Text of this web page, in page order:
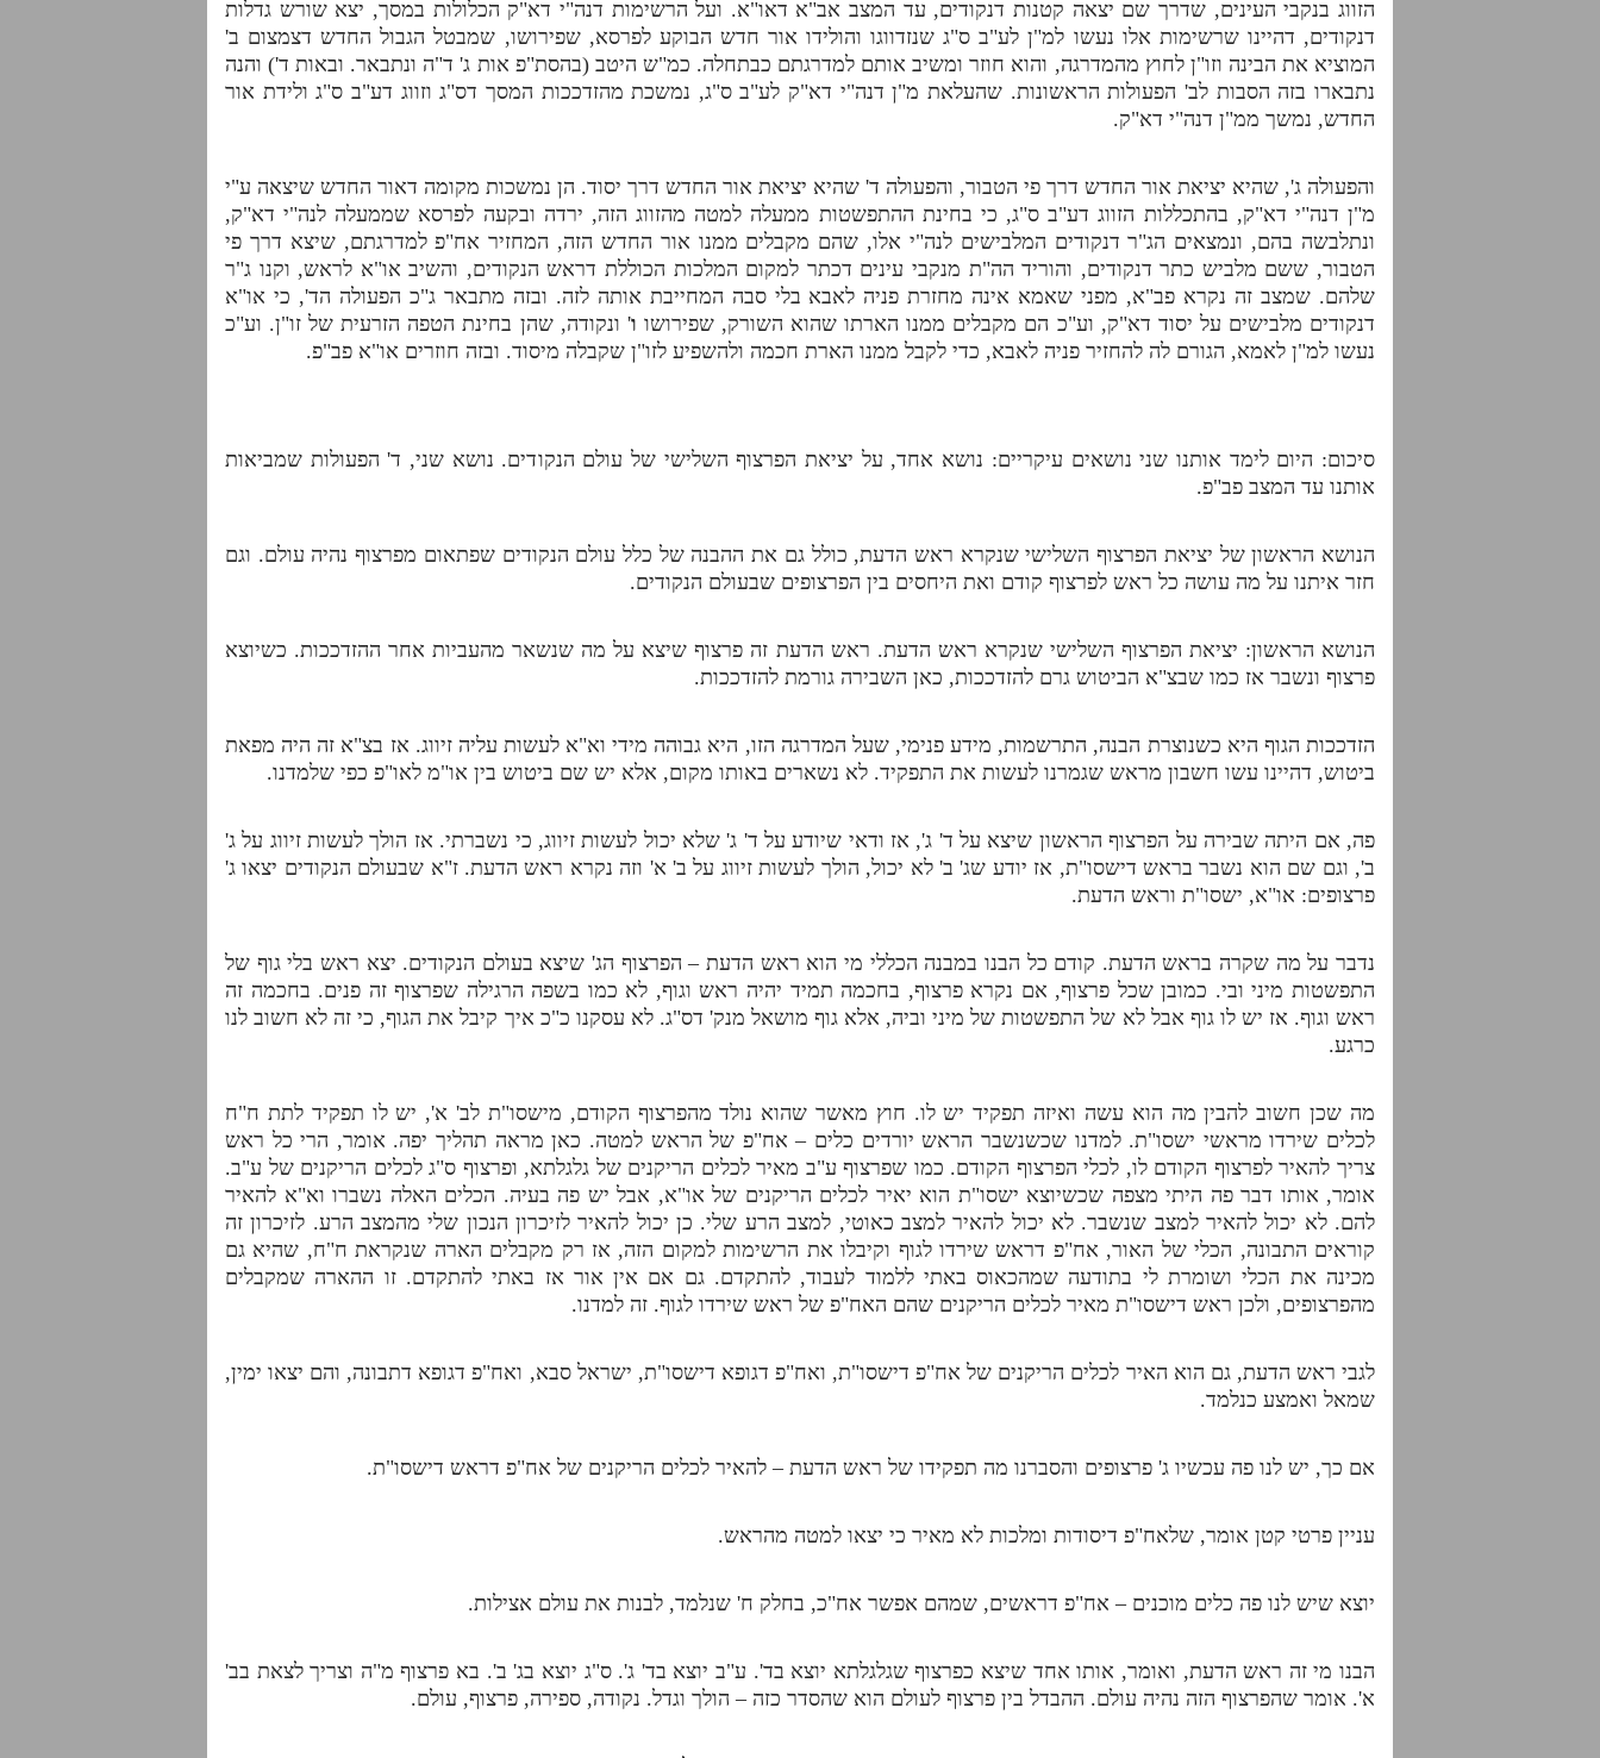
הזווג בנקבי העינים, שדרך שם יצאה קטנות דנקודים, עד המצב אב"א דאו"א. ועל הרשימות דנה"י דא"ק הכלולות במסך, יצא שורש גדלות
דנקודים, דהיינו שרשימות אלו נעשו למ"ן לע"ב ס"ג שנזדווגו והולידו אור חדש הבוקע לפרסא, שפירושו, שמבטל הגבול החדש דצמצום ב'
המוציא את הבינה וזו"ן לחוץ מהמדרגה, והוא חוזר ומשיב אותם למדרגתם כבתחלה. כמ"ש היטב (בהסת"פ אות ג' ד"ה ונתבאר. ובאות ד') והנה
נתבארו בזה הסבות לב' הפעולות הראשונות. שהעלאת מ"ן דנה"י דא"ק לע"ב ס"ג, נמשכת מהזדככות המסך דס"ג וזווג דע"ב ס"ג ולידת אור
החדש, נמשך ממ"ן דנה"י דא"ק.
והפעולה ג', שהיא יציאת אור החדש דרך פי הטבור, והפעולה ד' שהיא יציאת אור החדש דרך יסוד. הן נמשכות מקומה דאור החדש שיצאה ע"י
מ"ן דנה"י דא"ק, בהתכללות הזווג דע"ב ס"ג, כי בחינת ההתפשטות ממעלה למטה מהזווג הזה, ירדה ובקעה לפרסא שממעלה לנה"י דא"ק,
ונתלבשה בהם, ונמצאים הג"ר דנקודים המלבישים לנה"י אלו, שהם מקבלים ממנו אור החדש הזה, המחזיר אח"פ למדרגתם, שיצא דרך פי
הטבור, ששם מלביש כתר דנקודים, והוריד הה"ת מנקבי עינים דכתר למקום המלכות הכוללת דראש הנקודים, והשיב או"א לראש, וקנו ג"ר
שלהם. שמצב זה נקרא פב"א, מפני שאמא אינה מחזרת פניה לאבא בלי סבה המחייבת אותה לזה. ובזה מתבאר ג"כ הפעולה הד', כי או"א
דנקודים מלבישים על יסוד דא"ק, וע"כ הם מקבלים ממנו הארתו שהוא השורק, שפירושו ו' ונקודה, שהן בחינת הטפה הזרעית של זו"ן. וע"כ
נעשו למ"ן לאמא, הגורם לה להחזיר פניה לאבא, כדי לקבל ממנו הארת חכמה ולהשפיע לזו"ן שקבלה מיסוד. ובזה חוזרים או"א פב"פ.
סיכום: היום לימד אותנו שני נושאים עיקריים: נושא אחד, על יציאת הפרצוף השלישי של עולם הנקודים. נושא שני, ד' הפעולות שמביאות
אותנו עד המצב פב"פ.
הנושא הראשון של יציאת הפרצוף השלישי שנקרא ראש הדעת, כולל גם את ההבנה של כלל עולם הנקודים שפתאום מפרצוף נהיה עולם. וגם
חזר איתנו על מה עושה כל ראש לפרצוף קודם ואת היחסים בין הפרצופים שבעולם הנקודים.
הנושא הראשון: יציאת הפרצוף השלישי שנקרא ראש הדעת. ראש הדעת זה פרצוף שיצא על מה שנשאר מהעביות אחר ההזדככות. כשיוצא
פרצוף ונשבר אז כמו שבצ"א הביטוש גרם להזדככות, כאן השבירה גורמת להזדככות.
הזדככות הגוף היא כשנוצרת הבנה, התרשמות, מידע פנימי, שעל המדרגה הזו, היא גבוהה מידי וא"א לעשות עליה זיווג. אז בצ"א זה היה מפאת
ביטוש, דהיינו עשו חשבון מראש שגמרנו לעשות את התפקיד. לא נשארים באותו מקום, אלא יש שם ביטוש בין או"מ לאו"פ כפי שלמדנו.
פה, אם היתה שבירה על הפרצוף הראשון שיצא על ד' ג', אז ודאי שיודע על ד' ג' שלא יכול לעשות זיווג, כי נשברתי. אז הולך לעשות זיווג על ג'
ב', וגם שם הוא נשבר בראש דישסו"ת, אז יודע שג' ב' לא יכול, הולך לעשות זיווג על ב' א' וזה נקרא ראש הדעת. ז"א שבעולם הנקודים יצאו ג'
פרצופים: או"א, ישסו"ת וראש הדעת.
נדבר על מה שקרה בראש הדעת. קודם כל הבנו במבנה הכללי מי הוא ראש הדעת – הפרצוף הג' שיצא בעולם הנקודים. יצא ראש בלי גוף של
התפשטות מיני ובי. כמובן שכל פרצוף, אם נקרא פרצוף, בחכמה תמיד יהיה ראש וגוף, לא כמו בשפה הרגילה שפרצוף זה פנים. בחכמה זה
ראש וגוף. אז יש לו גוף אבל לא של התפשטות של מיני וביה, אלא גוף מושאל מנק' דס"ג. לא עסקנו כ"כ איך קיבל את הגוף, כי זה לא חשוב לנו
כרגע.
מה שכן חשוב להבין מה הוא עשה ואיזה תפקיד יש לו. חוץ מאשר שהוא נולד מהפרצוף הקודם, מישסו"ת לב' א', יש לו תפקיד לתת ח"ח
לכלים שירדו מראשי ישסו"ת. למדנו שכשנשבר הראש יורדים כלים – אח"פ של הראש למטה. כאן מראה תהליך יפה. אומר, הרי כל ראש
צריך להאיר לפרצוף הקודם לו, לכלי הפרצוף הקודם. כמו שפרצוף ע"ב מאיר לכלים הריקנים של גלגלתא, ופרצוף ס"ג לכלים הריקנים של ע"ב.
אומר, אותו דבר פה היתי מצפה שכשיוצא ישסו"ת הוא יאיר לכלים הריקנים של או"א, אבל יש פה בעיה. הכלים האלה נשברו וא"א להאיר
להם. לא יכול להאיר למצב שנשבר. לא יכול להאיר למצב כאוטי, למצב הרע שלי. כן יכול להאיר לזיכרון הנכון שלי מהמצב הרע. לזיכרון זה
קוראים התבונה, הכלי של האור, אח"פ דראש שירדו לגוף וקיבלו את הרשימות למקום הזה, אז רק מקבלים הארה שנקראת ח"ח, שהיא גם
מכינה את הכלי ושומרת לי בתודעה שמהכאוס באתי ללמוד לעבוד, להתקדם. גם אם אין אור אז באתי להתקדם. זו ההארה שמקבלים
מהפרצופים, ולכן ראש דישסו"ת מאיר לכלים הריקנים שהם האח"פ של ראש שירדו לגוף. זה למדנו.
לגבי ראש הדעת, גם הוא האיר לכלים הריקנים של אח"פ דישסו"ת, ואח"פ דגופא דישסו"ת, ישראל סבא, ואח"פ דגופא דתבונה, והם יצאו ימין,
שמאל ואמצע כנלמד.
אם כך, יש לנו פה עכשיו ג' פרצופים והסברנו מה תפקידו של ראש הדעת – להאיר לכלים הריקנים של אח"פ דראש דישסו"ת.
עניין פרטי קטן אומר, שלאח"פ דיסודות ומלכות לא מאיר כי יצאו למטה מהראש.
יוצא שיש לנו פה כלים מוכנים – אח"פ דראשים, שמהם אפשר אח"כ, בחלק ח' שנלמד, לבנות את עולם אצילות.
הבנו מי זה ראש הדעת, ואומר, אותו אחד שיצא כפרצוף שגלגלתא יוצא בד'. ע"ב יוצא בד' ג'. ס"ג יוצא בג' ב'. בא פרצוף מ"ה וצריך לצאת בב'
א'. אומר שהפרצוף הזה נהיה עולם. ההבדל בין פרצוף לעולם הוא שהסדר כזה – הולך וגדל. נקודה, ספירה, פרצוף, עולם.